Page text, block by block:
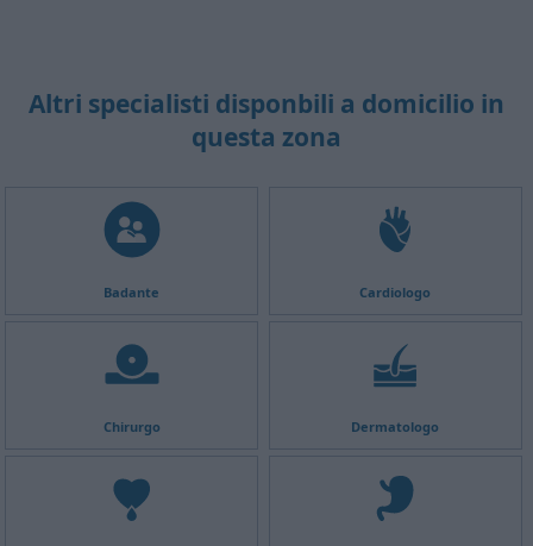
Altri specialisti disponbili a domicilio in
questa zona
Badante Cardiologo
Chirurgo Dermatologo